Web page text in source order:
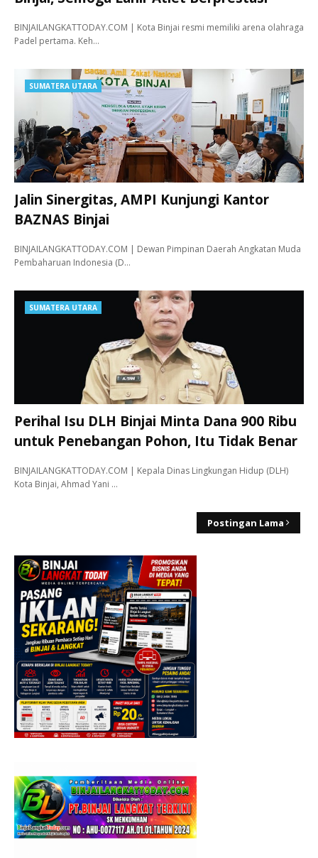
BINJAILANGKATTODAY.COM | Kota Binjai resmi memiliki arena olahraga
Padel pertama. Keh…
SUMATERA UTARA
Jalin Sinergitas, AMPI Kunjungi Kantor
BAZNAS Binjai
BINJAILANGKATTODAY.COM | Dewan Pimpinan Daerah Angkatan Muda
Pembaharuan Indonesia (D…
SUMATERA UTARA
Perihal Isu DLH Binjai Minta Dana 900 Ribu
untuk Penebangan Pohon, Itu Tidak Benar
BINJAILANGKATTODAY.COM | Kepala Dinas Lingkungan Hidup (DLH)
Kota Binjai, Ahmad Yani …
Postingan Lama